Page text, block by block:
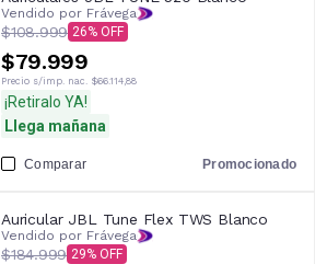
Vendido por Frávega
$108.999 26
$79.999
Precio s/imp. nac. $66.114,88
¡Retiralo YA!
Llega mañana
Comparar Promocionado
Auricular JBL Tune Flex TWS Blanco
Vendido por Frávega
$184.999 29